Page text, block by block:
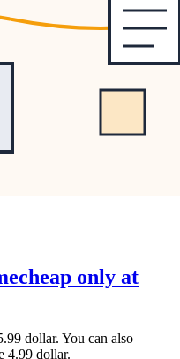
only at
dollar. You can also
4.99 dollar.